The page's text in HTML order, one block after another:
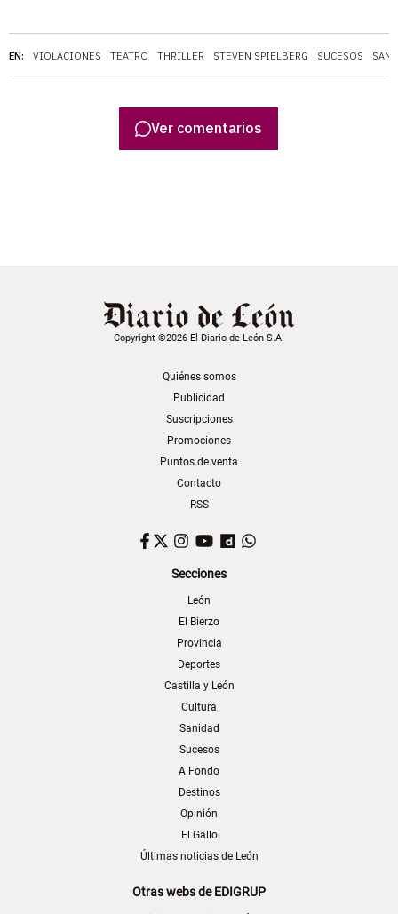
EN: VIOLACIONES TEATRO THRILLER STEVEN SPIELBERG SUCESOS SAN
Ver comentarios
Copyright ©2026 El Diario de León S.A.
Quiénes somos
Publicidad
Suscripciones
Promociones
Puntos de venta
Contacto
RSS
Facebook
TwitterInstagram
YouTubeDailymotion
Secciones
León
El Bierzo
Provincia
Deportes
Castilla y León
Cultura
Sanidad
Sucesos
A Fondo
Destinos
Opinión
El Gallo
Últimas noticias de León
Otras webs de EDIGRUP